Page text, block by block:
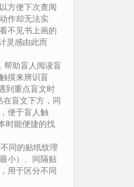
方便下次查阅
作却无法实
不见书上画的
灵感由此而
帮助盲人阅读盲
摸来辨识盲
到重点盲文时
盲文下方，同
便于盲人触
时能便捷的找
同的贴纸纹理
小）、间隔贴
用于区分不同